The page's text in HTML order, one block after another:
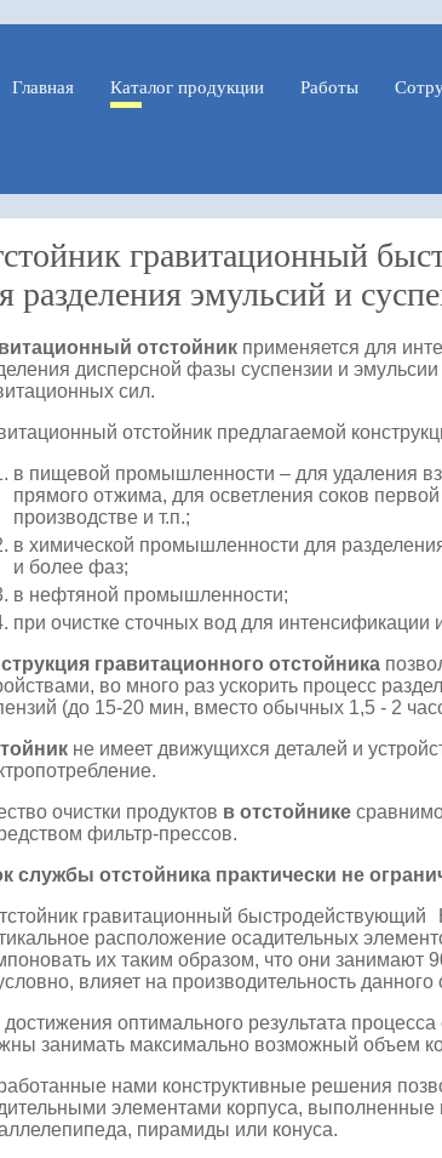
Главная Каталог продукции Работы
гравитационный
разделения эмульсий и
отстойник применяется для
дисперсной фазы суспензии и
сил.
отстойник предлагаемой
в пищевой промышленности – для удаления
прямого отжима, для осветления соков
производстве и т.п.;
в химической промышленности для
и более фаз;
в нефтяной промышленности;
при очистке сточных вод для интенсификации
гравитационного отстойника
во много раз ускорить процесс
(до 15-20 мин, вместо обычных 1,5 - 2
не имеет движущихся деталей и
очистки продуктов в отстойнике
фильтр-прессов.
службы отстойника практически не
расположение осадительных
их таким образом, что они занимают
влияет на производительность
оптимального результата
занимать максимально возможный объем
нами конструктивные решения
элементами корпуса, выполненные
пирамиды или конуса.